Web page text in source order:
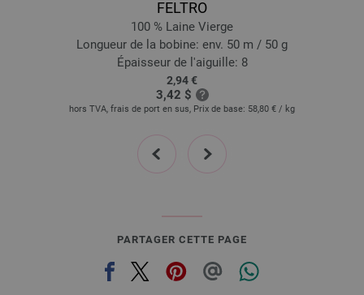
carnation dégradé | EAN: 4033493316552
102-pourpre tendre/
lilas dégradé | EAN: 4033493316569
mandarine dégradé | EAN: 4033493316576
jaune soleil dégradé | EAN: 4033493316583
105-vert tendre/
feuille verte dégradé | EAN: 4033493316590
bleu moyen dégradé | EAN: 4033493316620
gris moyen dégradé | EAN: 4033493316637
FELTRO
100 % Laine Vierge
Longueur de la bobine: env. 50 m / 50 g
Épaisseur de l'aiguille: 8
2,94 €
3,42 $
hors TVA, frais de port en sus, Prix de base: 58,80 € / kg
prev next
PARTAGER CETTE PAGE